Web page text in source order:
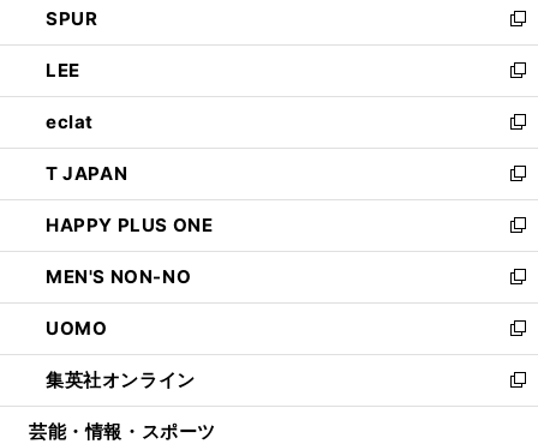
で
開
く
ド
ウ
で
開
く
ィ
ン
ド
ウ
で
開
く
い
ウ
ィ
ン
ド
ウ
で
開
く
SPUR
新
し
い
ウ
ィ
ン
ド
ウ
で
開
く
LEE
新
し
い
ウ
ィ
ン
ド
ウ
で
開
く
eclat
新
し
い
ウ
ィ
ン
ド
ウ
で
開
く
T JAPAN
新
し
い
ウ
ィ
ン
ド
ウ
で
開
HAPPY PLUS ONE
新
し
い
ウ
ィ
ン
ド
ウ
MEN'S NON-NO
新
し
い
ウ
ィ
ン
UOMO
新
し
い
ウ
集英社オンライン
新
し
芸能・情報・スポーツ